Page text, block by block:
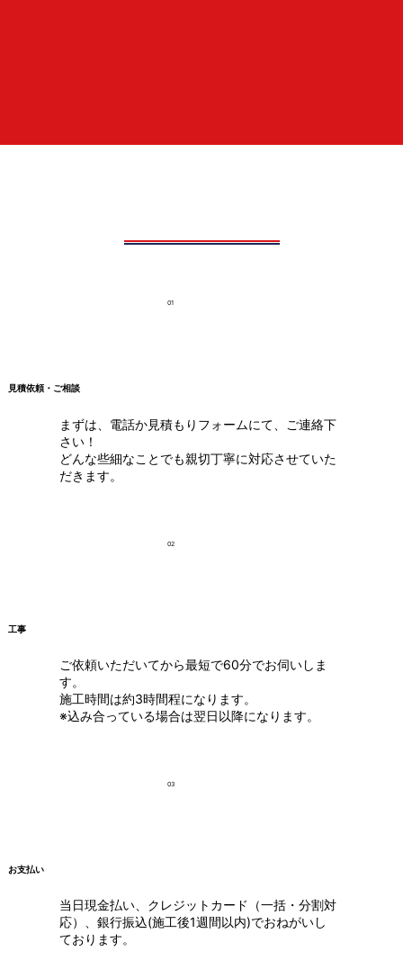
01
まずは、電話か見積もりフォームにて、ご連絡下
さい！
どんな些細なことでも親切丁寧に対応させていた
だきます。
見積依頼・ご相談
02
ご依頼いただいてから最短で60分でお伺いしま
す。
施工時間は約3時間程になります。
※込み合っている場合は翌日以降になります。
工事
03
当日現金払い、クレジットカード（一括・分割対
応）、銀行振込(施工後1週間以内)でおねがいし
ております。
お支払い